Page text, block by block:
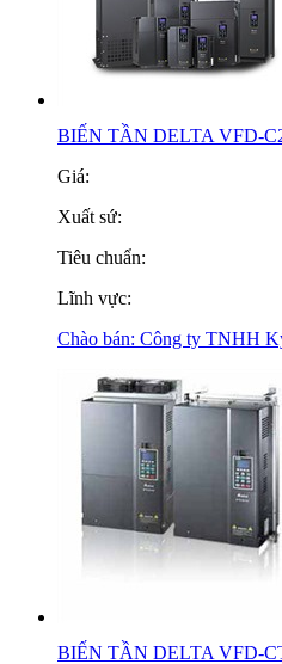
BIẾN TẦN DELTA VFD-
Giá:
Xuất sứ:
Tiêu chuẩn:
Lĩnh vực:
Chào bán: Công ty TNHH
BIẾN TẦN DELTA VFD-